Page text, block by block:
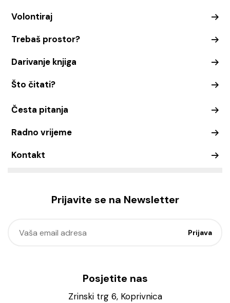
Volontiraj
Trebaš prostor?
Darivanje knjiga
Što čitati?
Česta pitanja
Radno vrijeme
Kontakt
Prijavite se na Newsletter
Posjetite nas
Zrinski trg 6, Koprivnica